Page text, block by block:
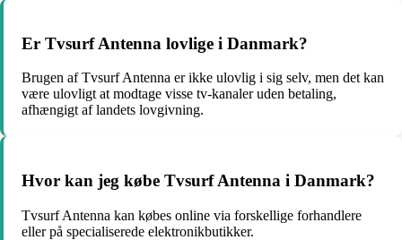
Er Tvsurf Antenna lovlige i Danmark?
Brugen af Tvsurf Antenna er ikke ulovlig i sig selv, men det kan
være ulovligt at modtage visse tv-kanaler uden betaling,
afhængigt af landets lovgivning.
Hvor kan jeg købe Tvsurf Antenna i Danmark?
Tvsurf Antenna kan købes online via forskellige forhandlere
eller på specialiserede elektronikbutikker.